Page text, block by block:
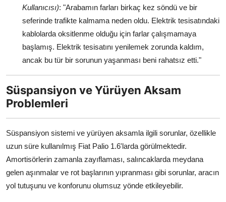
Kullanıcısı): "Arabamın farları birkaç kez söndü ve bir
seferinde trafikte kalmama neden oldu. Elektrik tesisatındaki
kablolarda oksitlenme olduğu için farlar çalışmamaya
başlamış. Elektrik tesisatını yenilemek zorunda kaldım,
ancak bu tür bir sorunun yaşanması beni rahatsız etti."
Süspansiyon ve Yürüyen Aksam
Problemleri
Süspansiyon sistemi ve yürüyen aksamla ilgili sorunlar, özellikle
uzun süre kullanılmış Fiat Palio 1.6'larda görülmektedir.
Amortisörlerin zamanla zayıflaması, salıncaklarda meydana
gelen aşınmalar ve rot başlarının yıpranması gibi sorunlar, aracın
yol tutuşunu ve konforunu olumsuz yönde etkileyebilir.